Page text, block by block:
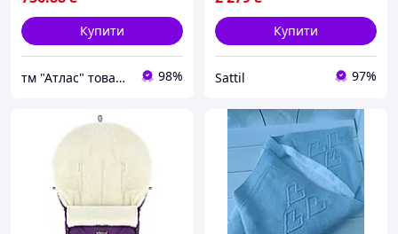
Купити
тм "Атлас" товари від виробника 98%
Купити
Sattil 97%